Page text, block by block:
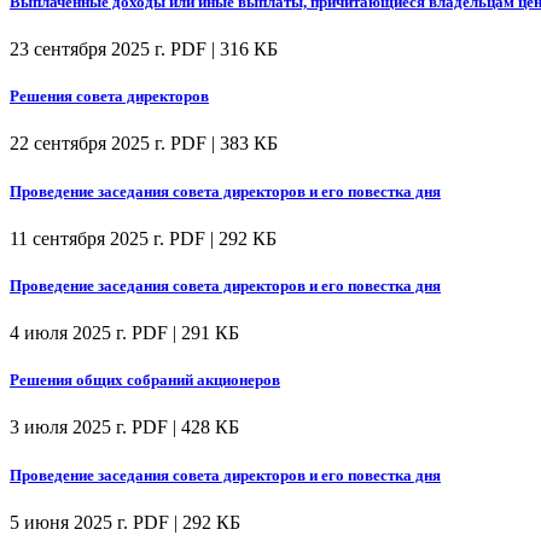
23 сентября 2025 г. PDF | 316 КБ
Решения совета директоров
22 сентября 2025 г. PDF | 383 КБ
Проведение заседания совета директоров и его повестка дня
11 сентября 2025 г. PDF | 292 КБ
Проведение заседания совета директоров и его повестка дня
4 июля 2025 г. PDF | 291 КБ
Решения общих собраний акционеров
3 июля 2025 г. PDF | 428 КБ
Проведение заседания совета директоров и его повестка дня
5 июня 2025 г. PDF | 292 КБ